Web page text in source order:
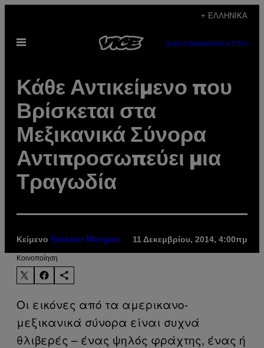
περιεχόμενο
+ ΕΛΛΗΝΙΚΆ
Ανοίξτε
SUBSCRIBENEWSLETTER
Κάθε Αντικείμενο που
Βρίσκεται στα
Μεξικανικά Σύνορα
Αντιπροσωπεύει μια
Τραγωδία
Κείμενο Eleanor Morgan 11 Δεκεμβρίου, 2014, 4:00πμ
Kοινοποίηση
Οι εικόνες από τα αμερικανο-
μεξικανικά σύνορα είναι συχνά
θλιβερές – ένας ψηλός φράχτης, ένας ή